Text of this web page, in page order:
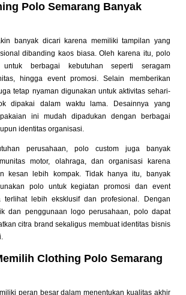
Polo Semarang Banyak
banyak dicari karena memiliki tampilan yang
dibanding kaos biasa. Oleh karena itu, polo
berbagai kebutuhan seperti seragam
hingga event promosi. Selain memberikan
tetap nyaman digunakan untuk aktivitas sehari-
dipakai dalam waktu lama. Desainnya yang
ini mudah dipadukan dengan berbagai
identitas organisasi.
perusahaan, polo custom juga banyak
motor, olahraga, dan organisasi karena
kesan lebih kompak. Tidak hanya itu, banyak
polo untuk kegiatan promosi dan event
terlihat lebih eksklusif dan profesional. Dengan
dan penggunaan logo perusahaan, polo dapat
citra brand sekaligus membuat identitas bisnis
Clothing Polo Semarang
peran besar dalam menentukan kualitas akhir